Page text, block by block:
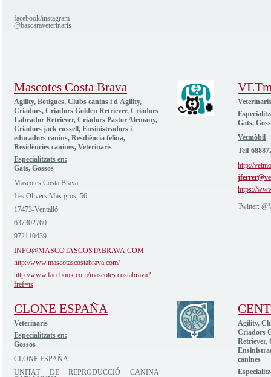
facebook/instagram
@bascaraveterinaris
Mascotes Costa Brava
Agility, Botigues, Clubs canins i d'Agility,
Criadors, Criadors Golden Retriever, Criadors
Labrador Retriever, Criadors Pastor Alemany,
Criadors jack russell, Ensinistradors i
educadors canins, Resdiència felina,
Residències canines, Veterinaris
Especialitzats en:
Gats, Gossos
Mascotes Costa Brava
Les Olivers Mas gros, 56
17473-Ventalló
637302760
972110439
INFO@MASCOTASCOSTABRAVA.COM
http://www.mascotascostabrava.com/
http://www.facebook.com/mascotes.costabrava?
fref=ts
Gats,
Vetmòbil
Telf
http://
https://
Twitter:
CLONE ESPAÑA
Veterinaris
Especialitzats en:
Gossos
CLONE ESPAÑA
UNITAT DE REPRODUCCIÓ CANINA
Agility,
Criadors
Retriever,
canines